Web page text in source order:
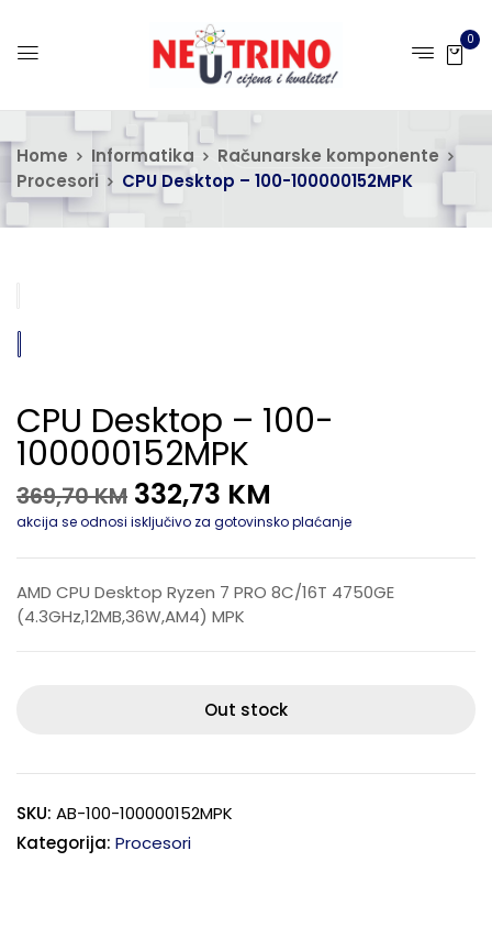
0
Home Informatika
Računarske komponente
Procesori
CPU Desktop – 100-100000152MPK
CPU Desktop – 100-
100000152MPK
369,70KM 332,73 KM
akcija se odnosi isključivo za gotovinsko plaćanje
AMD CPU Desktop Ryzen 7 PRO 8C/16T 4750GE
(4.3GHz,12MB,36W,AM4) MPK
Out stock
SKU: AB-100-100000152MPK
Kategorija: Procesori